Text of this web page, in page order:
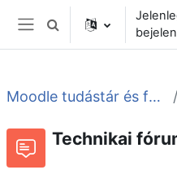
Tovább a fő tartalomhoz
Oldalpanel
Keresési bemeneti
Moodle tudástár és fórum
Technikai